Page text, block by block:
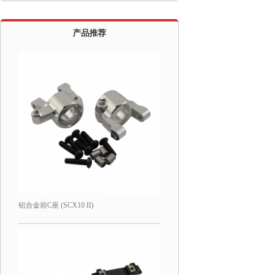
产品推荐
铝合金前C座 (SCX10 II)